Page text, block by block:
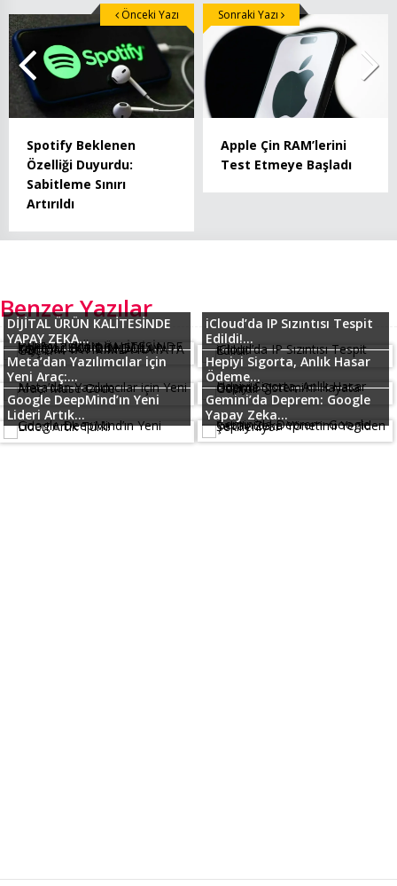
Spotify Beklenen
Özelliği Duyurdu:
Sabitleme Sınırı
Artırıldı
Önceki Yazı
Apple Çin RAM’lerini
Test Etmeye Başladı
Sonraki Yazı
Benzer Yazılar
DİJİTAL ÜRÜN KALİTESİNDE
YAPAY ZEKA...
iCloud’da IP Sızıntısı Tespit
Edildi!...
Meta’dan Yazılımcılar için
Yeni Araç:...
Hepiyi Sigorta, Anlık Hasar
Ödeme...
Google DeepMind’ın Yeni
Lideri Artık...
Gemini’da Deprem: Google
Yapay Zeka...